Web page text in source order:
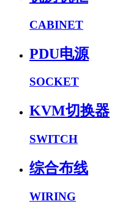
CABINET
PDU电源
SOCKET
KVM切换器
SWITCH
综合布线
WIRING